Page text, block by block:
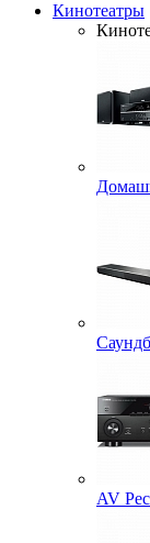
Кинотеатры
AV